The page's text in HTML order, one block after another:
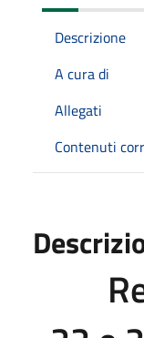
Descrizione
A cura di
Allegati
Contenuti